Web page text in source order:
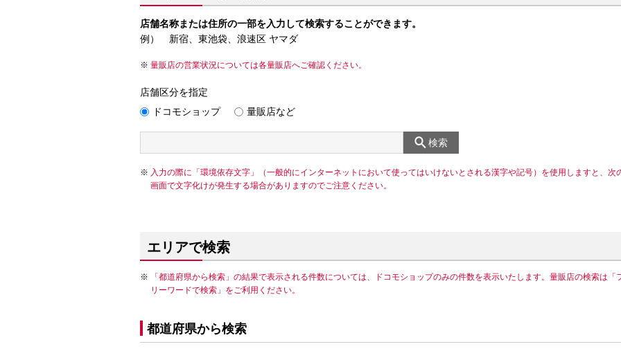
店舗名称または住所の一部を入力して検索することができます。
例） 新宿、東池袋、浪速区 ヤマダ
量販店の営業状況については各量販店へご確認ください。
店舗区分を指定
ドコモショップ
量販店など
検索
入力の際に「環境依存文字」（一般的にインターネットにおいて使ってはいけないとされる漢字や記号）を使用しますと、次
画面で文字化けが発生する場合がありますのでご注意ください。
エリアで検索
「都道府県から検索」の結果で表示される件数については、ドコモショップのみの件数を表示いたします。量販店の検索は「
リーワードで検索」をご利用ください。
都道府県から検索